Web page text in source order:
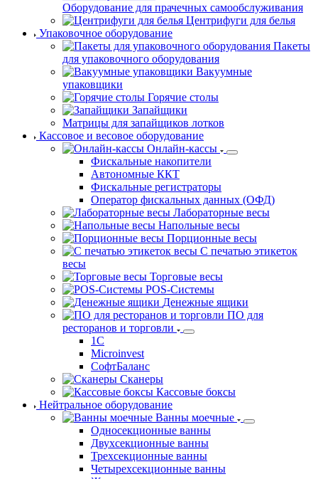
Оборудование для прачечных самообслуживания
Центрифуги для белья
Упаковочное оборудование
Пакеты
для упаковочного оборудования
Вакуумные
упаковщики
Горячие столы
Запайщики
Матрицы для запайщиков лотков
Кассовое и весовое оборудование
Онлайн-кассы
Фискальные накопители
Автономные ККТ
Фискальные регистраторы
Оператор фискальных данных (ОФД)
Лабораторные весы
Напольные весы
Порционные весы
С печатью этикеток
весы
Торговые весы
POS-Системы
Денежные ящики
ПО для
ресторанов и торговли
1С
Microinvest
СофтБаланс
Сканеры
Кассовые боксы
Нейтральное оборудование
Ванны моечные
Односекционные ванны
Двухсекционные ванны
Трехсекционные ванны
Четырехсекционные ванны